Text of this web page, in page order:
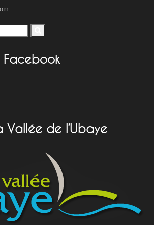
Vallée de l’Ubaye